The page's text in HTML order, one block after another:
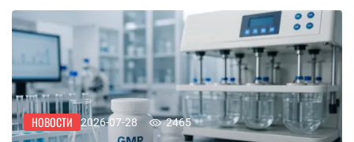
НОВОСТИ 2026-07-28 2465